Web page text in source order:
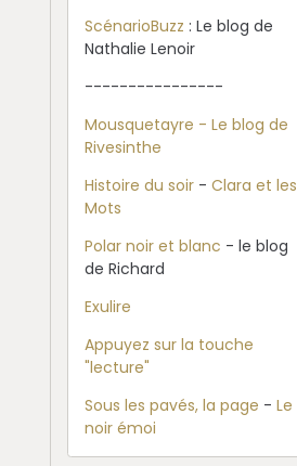
ScénarioBuzz : Le blog de
Nathalie Lenoir
----------------
Mousquetayre - Le blog de
Rivesinthe
Histoire du soir -Clara et les
Mots
Polar noir et blanc - le blog
de Richard
Exulire
Appuyez sur la touche
"lecture"
Sous les pavés, la page -Le
noir émoi